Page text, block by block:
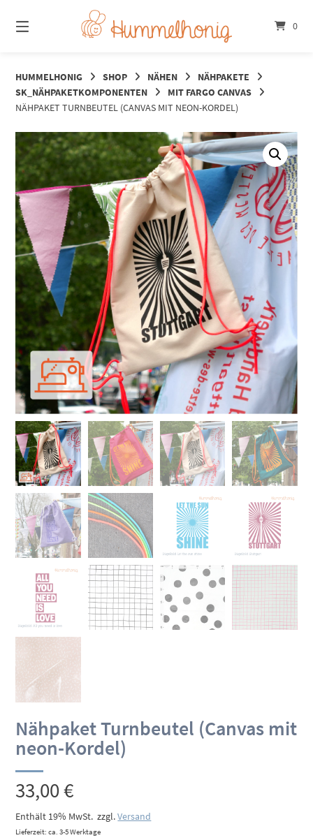
zum
Inhalt
0
HUMMELHONIG SHOP NÄHEN
NÄHPAKETE
SK_NÄHPAKETKOMPONENTEN
MIT FARGO CANVAS
NÄHPAKET TURNBEUTEL (CANVAS MIT NEON-KORDEL)
Nähpaket Turnbeutel (Canvas mit
neon-Kordel)
33,00€
Enthält 19% MwSt. zzgl.Versand
Lieferzeit: ca. 3-5 Werktage